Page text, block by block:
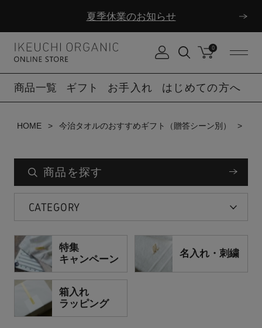
夏季休業のお知らせ
ダブルポイント！夏をアクティブに楽しむ夏タオル
0
商品一覧 ギフト お手入れ はじめての方へ
HOME 今治タオルのおすすめギフト（贈答シーン別）
商品を探す
CATEGORY
特集
キャンペーン
名入れ・刺繍
箱入れ
ラッピング